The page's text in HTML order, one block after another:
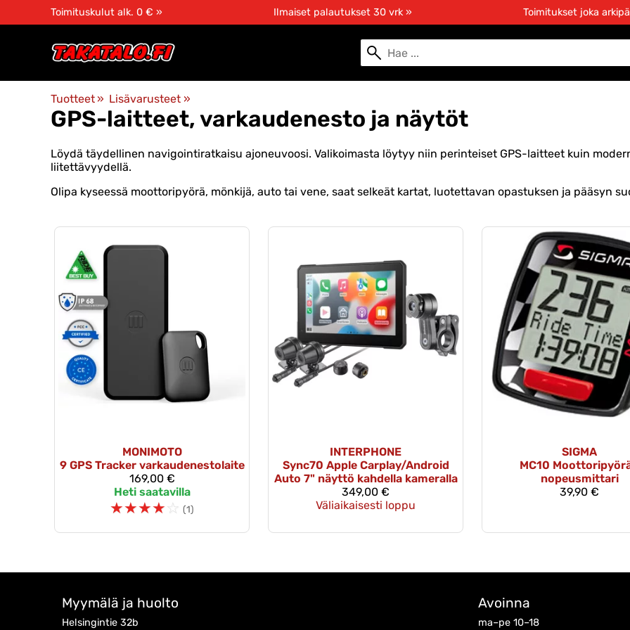
Toimituskulut alk. 0 € » Ilmaiset palautukset 30 vrk » Toimitukset joka
Tuotteet ‪» Lisävarusteet ‪»
GPS-laitteet, varkaudenesto ja näytöt
Löydä täydellinen navigointiratkaisu ajoneuvoosi. Valikoimasta löytyy niin perinteiset GPS-laitteet kuin
liitettävyydellä.
Olipa kyseessä moottoripyörä, mönkijä, auto tai vene, saat selkeät kartat, luotettavan opastuksen ja pääsyn
MONIMOTO
9 GPS Tracker varkaudenestolaite
169,00 €
Heti saatavilla
☆☆☆☆☆ (1)
INTERPHONE
Sync70 Apple Carplay/Android
Auto 7" näyttö kahdella kameralla
349,00 €
Väliaikaisesti loppu
SIGMA
MC10
nopeusmittari
39,90 €
Myymälä ja huolto
Helsingintie 32b
Avoinna
ma–pe 10–18